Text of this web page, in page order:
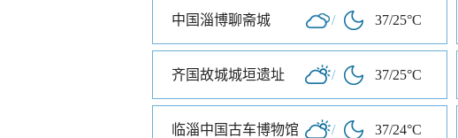
中国淄博聊斋城 / 37/25°C
齐国故城城垣遗址 / 37/25°C
临淄中国古车博物馆 / 37/24°C